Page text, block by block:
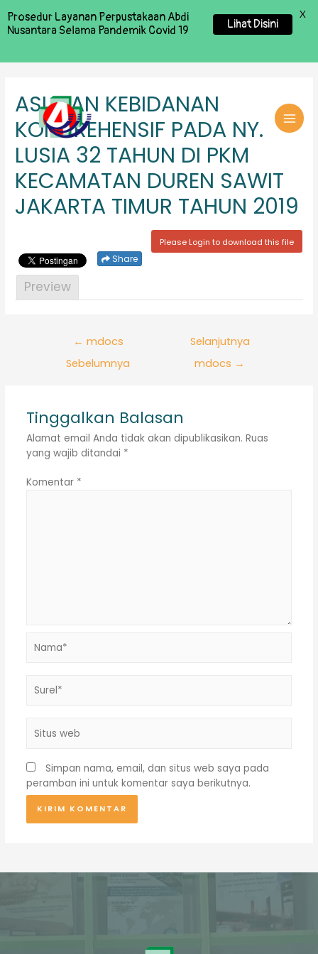
ASUHAN KEBIDANAN
KOMPREHENSIF PADA NY.
LUSIA 32 TAHUN DI PKM
KECAMATAN DUREN SAWIT
JAKARTA TIMUR TAHUN 2019
Please Login to download this file
Share
Preview
← mdocs
Sebelumnya
Selanjutnya
mdocs →
Tinggalkan Balasan
Alamat email Anda tidak akan dipublikasikan. Ruas
yang wajib ditandai *
Komentar *
web
Simpan nama, email, dan situs web saya pada
peramban ini untuk komentar saya berikutnya.
Prosedur Layanan Perpustakaan Abdi
Nusantara Selama Pandemik Covid 19
Lihat Disini
X